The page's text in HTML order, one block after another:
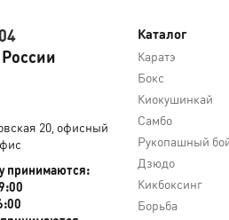
Каталог
Каратэ
Бокс
Киокушинкай
Самбо
Рукопашный
Дзюдо
Кикбоксинг
Борьба
20, офисный
принимаются: